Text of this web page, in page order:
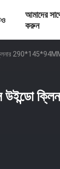
আমাদের
করুন
ক্লিনার
উইন্ডো